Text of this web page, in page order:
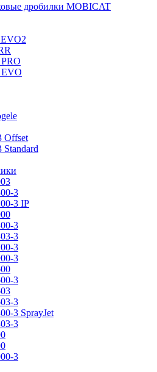
дробилки MOBICAT
Offset
3
3 IP
3
3
3
3
3
3
3 SprayJet
3
3